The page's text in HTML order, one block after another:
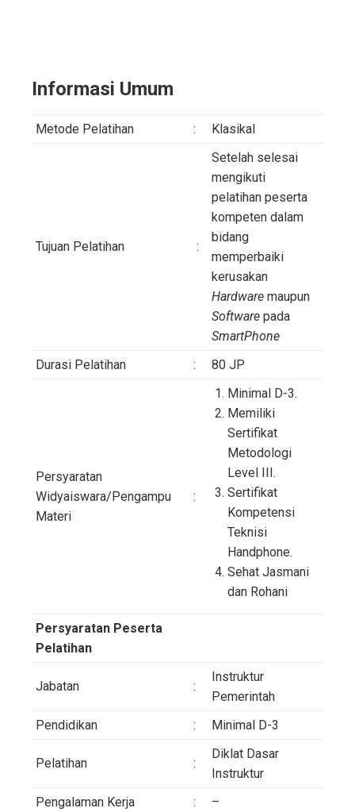
Informasi Umum
Metode Pelatihan : Klasikal
Tujuan Pelatihan :
Setelah selesai
mengikuti
pelatihan peserta
kompeten dalam
bidang
memperbaiki
kerusakan
Hardware maupun
Software pada
SmartPhone
Durasi Pelatihan
: 80 JP
Persyaratan
Widyaiswara/Pengampu
Materi
:
Minimal D-3.
Memiliki
Sertifikat
Metodologi
Level III.
Sertifikat
Kompetensi
Teknisi
Handphone.
Sehat Jasmani
dan Rohani
Persyaratan Peserta
Pelatihan
Jabatan :
Instruktur
Pemerintah
Pendidikan
: Minimal D-3
Pelatihan :
Diklat Dasar
Instruktur
Pengalaman Kerja
:
–